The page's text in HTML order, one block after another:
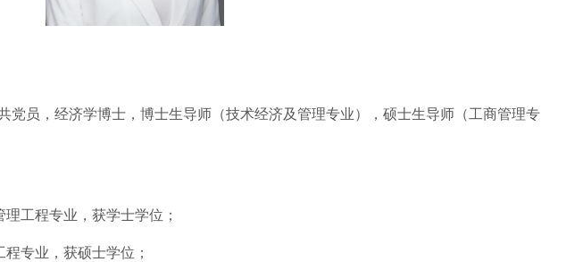
党员，经济学博士，博士生导师（技术经济及管理专业），硕士生导师（工商管理专
工程专业，获学士学位；
专业，获硕士学位；